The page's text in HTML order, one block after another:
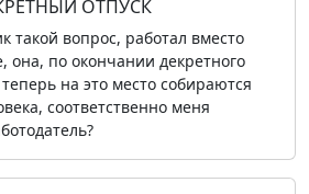
ОТПУСК
такой вопрос, работал вместо
по окончании декретного
на это место собираются
соответственно меня